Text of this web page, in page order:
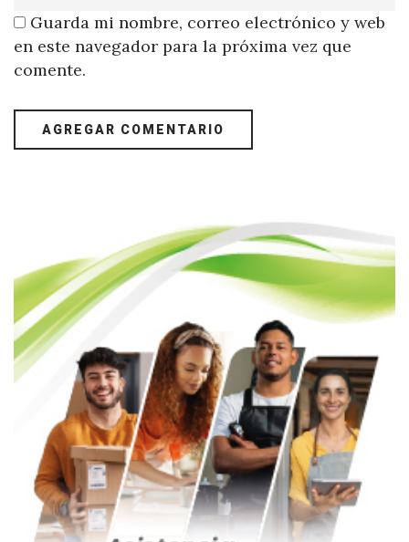
Guarda mi nombre, correo electrónico y web
en este navegador para la próxima vez que
comente.